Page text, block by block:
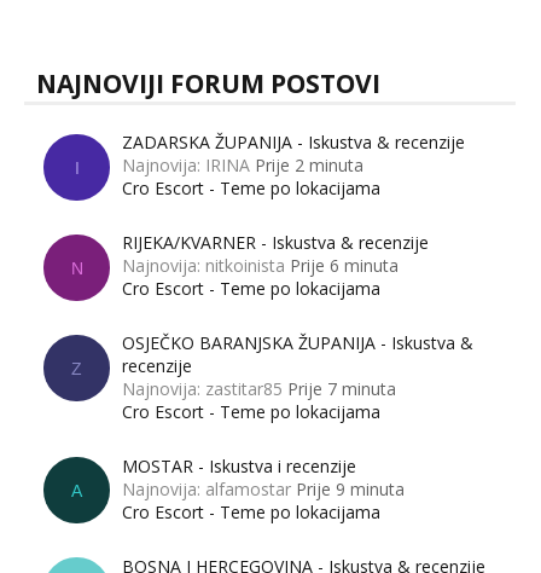
NAJNOVIJI FORUM POSTOVI
I
ZADARSKA ŽUPANIJA - Iskustva & recenzije
Najnovija: IRINA Prije 2 minuta
Cro Escort - Teme po lokacijama
N
RIJEKA/KVARNER - Iskustva & recenzije
Najnovija: nitkoinista Prije 6 minuta
Cro Escort - Teme po lokacijama
Z
OSJEČKO BARANJSKA ŽUPANIJA - Iskustva &
recenzije
Najnovija: zastitar85 Prije 7 minuta
Cro Escort - Teme po lokacijama
A
MOSTAR - Iskustva i recenzije
Najnovija: alfamostar Prije 9 minuta
Cro Escort - Teme po lokacijama
BOSNA I HERCEGOVINA - Iskustva & recenzije